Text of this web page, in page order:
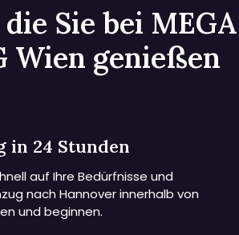
Sie bei MEGA
Wien genießen
in 24 Stunden
auf Ihre Bedürfnisse und
nach Hannover innerhalb von
und beginnen.